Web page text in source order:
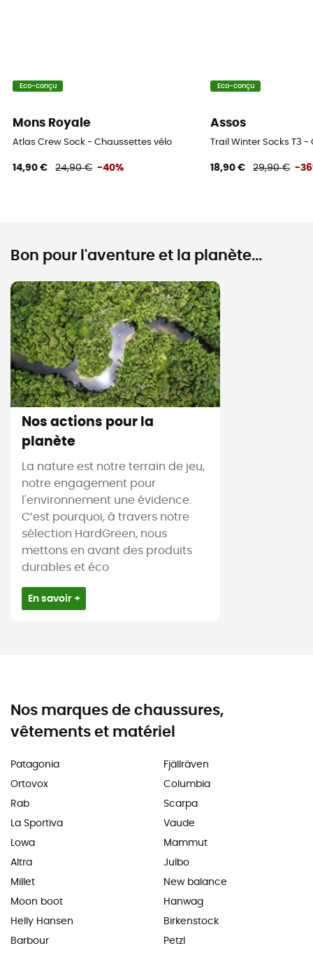
Eco-conçu
Mons Royale
Atlas Crew Sock - Chaussettes vélo
14,90 € 24,90 € -40%
Eco-conçu
Assos
Trail Winter Socks T3
18,90 € 29,90 € -
Bon pour l'aventure et la planète...
Nos actions pour la
planète
La nature est notre terrain de jeu,
notre engagement pour
l'environnement une évidence.
C’est pourquoi, à travers notre
sélection HardGreen, nous
mettons en avant des produits
durables et éco
En savoir +
Nos marques de chaussures,
vêtements et matériel
Patagonia
Ortovox
Rab
La Sportiva
Lowa
Altra
Millet
Moon boot
Helly Hansen
Barbour
Fjällräven
Columbia
Scarpa
Vaude
Mammut
Julbo
New balance
Hanwag
Birkenstock
Petzl